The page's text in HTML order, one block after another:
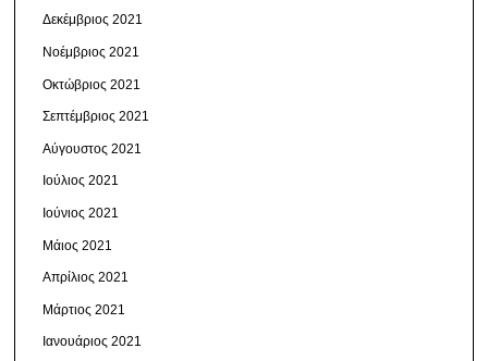
Δεκέμβριος 2021
Νοέμβριος 2021
Οκτώβριος 2021
Σεπτέμβριος 2021
Αύγουστος 2021
Ιούλιος 2021
Ιούνιος 2021
Μάιος 2021
Απρίλιος 2021
Μάρτιος 2021
Ιανουάριος 2021